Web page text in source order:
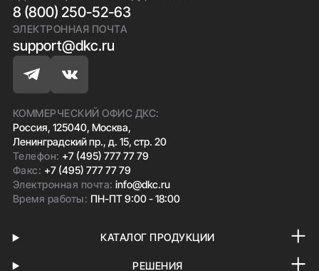
8 (800) 250-52-63
ЭЛЕКТРОННАЯ ПОЧТА
support@dkc.ru
КОММЕРЧЕСКИЙ ОФИС ДКС:
Россия, 125040, Москва,
Ленинградский пр., д. 15, стр. 20
Телефон: +7 (495) 777 77 79
Факс: +7 (495) 777 77 79
Электронная почта:info@dkc.ru
Время работы: ПН-ПТ 9:00 - 18:00
КАТАЛОГ ПРОДУКЦИИ
РЕШЕНИЯ